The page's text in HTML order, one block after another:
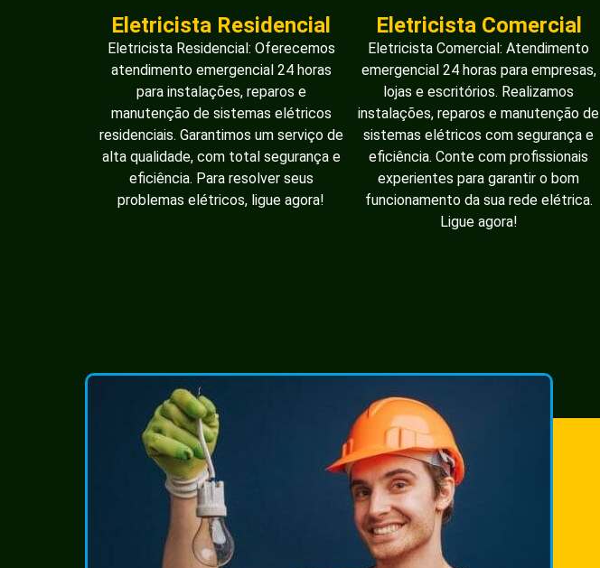
Eletricista Residencial
Eletricista Residencial: Oferecemos
atendimento emergencial 24 horas
para instalações, reparos e
manutenção de sistemas elétricos
residenciais. Garantimos um serviço de
alta qualidade, com total segurança e
eficiência. Para resolver seus
problemas elétricos, ligue agora!
Eletricista Comercial
Eletricista Comercial: Atendimento
emergencial 24 horas para empresas,
lojas e escritórios. Realizamos
instalações, reparos e manutenção de
sistemas elétricos com segurança e
eficiência. Conte com profissionais
experientes para garantir o bom
funcionamento da sua rede elétrica.
Ligue agora!